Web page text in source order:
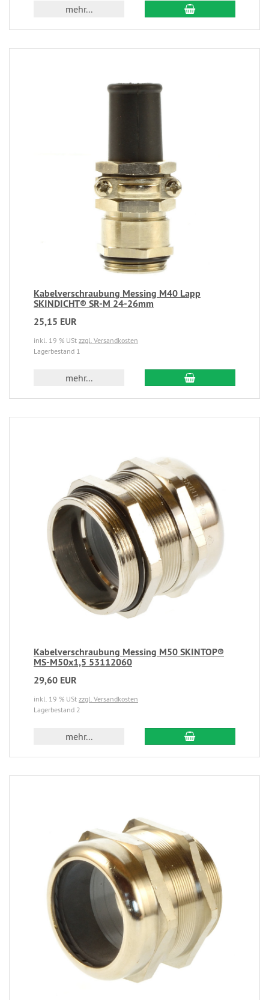
mehr...
Kabelverschraubung Messing M40 Lapp
SKINDICHT® SR-M 24-26mm
25,15 EUR
inkl. 19 % USt zzgl. Versandkosten
Lagerbestand 1
mehr...
Kabelverschraubung Messing M50 SKINTOP®
MS-M50x1,5 53112060
29,60 EUR
inkl. 19 % USt zzgl. Versandkosten
Lagerbestand 2
mehr...